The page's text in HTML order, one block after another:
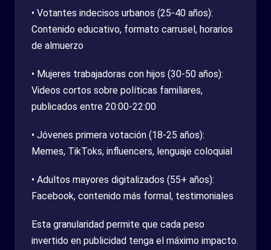
• Votantes indecisos urbanos (25-40 años):
Contenido educativo, formato carrusel, horarios
de almuerzo
• Mujeres trabajadoras con hijos (30-50 años):
Videos cortos sobre políticas familiares,
publicados entre 20:00-22:00
• Jóvenes primera votación (18-25 años):
Memes, TikToks, influencers, lenguaje coloquial
• Adultos mayores digitalizados (55+ años):
Facebook, contenido más formal, testimoniales
Esta granularidad permite que cada peso
invertido en publicidad tenga el máximo impacto.